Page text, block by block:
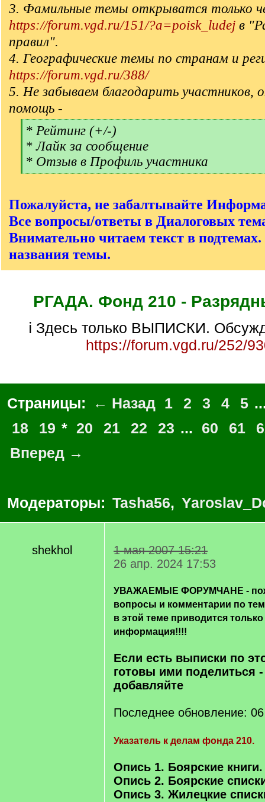
3. Фамильные темы открыватся только
https://forum.vgd.ru/151/?a=poisk_ludej в
правил".
4. Географические темы по странам и
https://forum.vgd.ru/388/
5. Не забываем благодарить участников,
помощь -
[
]
* Рейтинг (+/-)
* Лайк за сообщение
* Отзыв в Профиль участника
[
]
Пожалуйста, не забалтывайте
Все вопросы/ответы в Диалоговых
Внимательно читаем текст в
названия темы.
РГАДА. Фонд 210 -
ℹ Здесь только ВЫПИСКИ.
https://forum.vgd.ru/252/
Страницы: ← Назад 1 2 3 4 5
18
19 * 20 21 22 23 ... 60 61
Вперед →
Модераторы: Tasha56,
shekhol
1 мая 2007 15:21
26 апр. 2024 17:53
УВАЖАЕМЫЕ ФОРУМЧАНЕ -
вопросы и комментарии по
в этой теме приводится
информация!!!!
Если есть выписки по
готовы ими поделиться
добавляйте
Последнее обновление:
Указатель к делам фонда 210.
Опись 1. Боярские книги.
Опись 2. Боярские
Опись 3. Жилецкие